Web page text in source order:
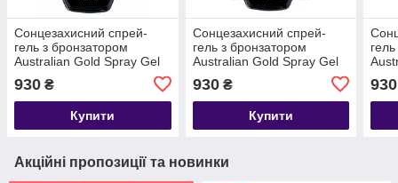
Сонцезахисний спрей-
гель з бронзатором
Australian Gold Spray Gel
930 ₴
Купити
Сонцезахисний спрей-
гель з бронзатором
Australian Gold Spray Gel
930₴
Купити
930
Акційні пропозиції та новинки